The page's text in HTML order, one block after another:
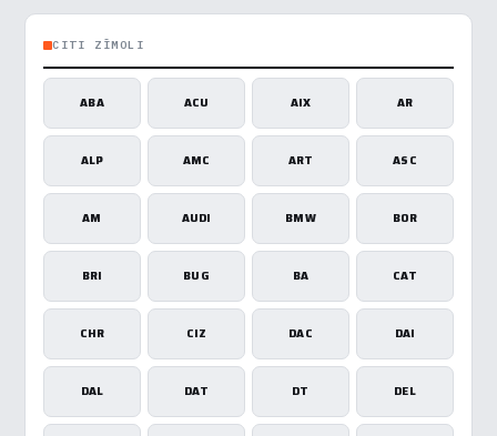
CITI ZĪMOLI
ABA ACU AIX AR
ALP AMC ART ASC
AM AUDI BMW BOR
BRI BUG BA CAT
CHR CIZ DAC DAI
DAL DAT DT DEL